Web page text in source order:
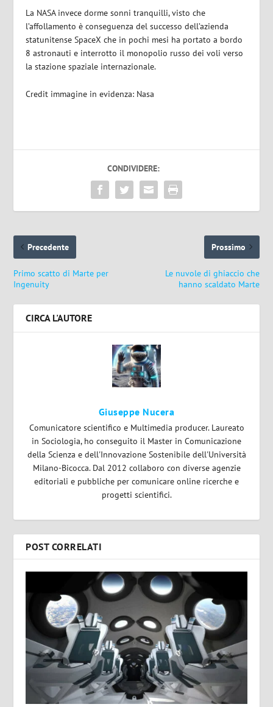
La NASA invece dorme sonni tranquilli, visto che
l’affollamento è conseguenza del successo dell’azienda
statunitense SpaceX che in pochi mesi ha portato a bordo
8 astronauti e interrotto il monopolio russo dei voli verso
la stazione spaziale internazionale.
Credit immagine in evidenza: Nasa
CONDIVIDERE:
Precedente
Primo scatto di Marte per
Ingenuity
Prossimo
Le nuvole di ghiaccio che
hanno scaldato Marte
CIRCA L'AUTORE
Giuseppe Nucera
Comunicatore scientifico e Multimedia producer. Laureato
in Sociologia, ho conseguito il Master in Comunicazione
della Scienza e dell'Innovazione Sostenibile dell'Università
Milano-Bicocca. Dal 2012 collaboro con diverse agenzie
editoriali e pubbliche per comunicare online ricerche e
progetti scientifici.
POST CORRELATI